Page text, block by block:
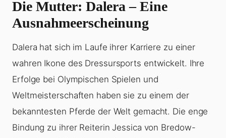
Die Mutter: Dalera – Eine
Ausnahmeerscheinung
Dalera hat sich im Laufe ihrer Karriere zu einer
wahren Ikone des Dressursports entwickelt. Ihre
Erfolge bei Olympischen Spielen und
Weltmeisterschaften haben sie zu einem der
bekanntesten Pferde der Welt gemacht. Die enge
Bindung zu ihrer Reiterin Jessica von Bredow-